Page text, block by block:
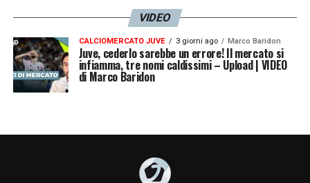
VIDEO
CALCIOMERCATO JUVE 3 giorni ago Marco Baridon
Juve, cederlo sarebbe un errore! Il mercato si
infiamma, tre nomi caldissimi – Upload | VIDEO
di Marco Baridon